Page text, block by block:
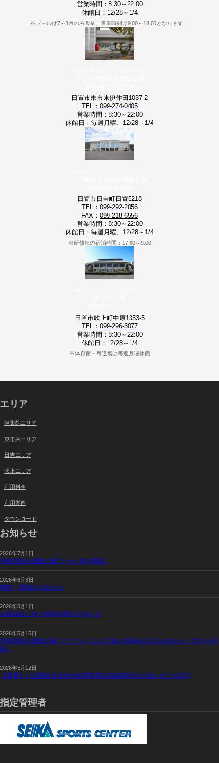
営業時間：8:30～22:00
休館日：12/28～1/4
※プールは7～8月のみ営業、営業時間は9:00～18:00となります。
日置市東市来伊作田1037-2
TEL： 099-274-0405
営業時間：8:30～22:00
休館日：毎週月曜、12/28～1/4
日置市日吉町日置5218
TEL： 099-292-2056
FAX： 099-218-6556
営業時間：8:30～22:00
休館日：毎週月曜、12/28～1/4
※研修棟の宿泊時間：17:00～9:00
日置市吹上町中原1353-5
TEL： 099-296-3077
営業時間：8:30～22:00
休館日：12/28～1/4
※体育館・弓道場は毎週月曜休館
エリア
伊集院エリア
東市来エリア
日吉エリア
吹上エリア
利用料金
利用案内
ダウンロード
お知らせ
2026年7月1日
伊集院総合運動公園プール 本日開園！
2026年6月3日
開館・開場のお知らせ
2026年6月1日
台風接近に伴う臨時休館のお知らせ
2026年5月15日
伊集院総合運動公園 グラウンドゴルフ場の利用休止日のお知らせ（芝刈り作
業）
2026年5月12日
【重要】小正醸造日吉総合体育館電話回線復旧のお知らせとお詫び
指定管理者